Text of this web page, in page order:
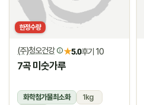
한정수량
(주)청오건강 ★5.0후기 10
7곡 미숫가루
화학첨가물최소화
1kg